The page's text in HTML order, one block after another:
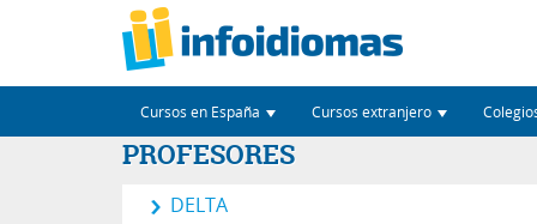
Cursos en España Cursos extranjero
PROFESORES
DELTA